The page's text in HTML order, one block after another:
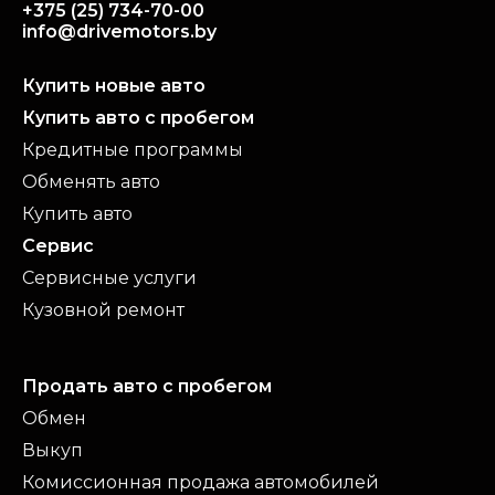
+375 (25) 734-70-00
info@drivemotors.by
Купить новые авто
Купить авто с пробегом
Кредитные программы
Обменять авто
Купить авто
Сервис
Сервисные услуги
Кузовной ремонт
Продать авто с пробегом
Обмен
Выкуп
Комиссионная продажа автомобилей